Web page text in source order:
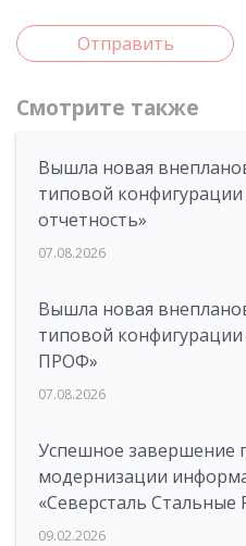
Отправить
Смотрите также
Вышла новая
типовой
отчетность»
07.08.2026
Вышла новая
типовой конфигурации
ПРОФ»
07.08.2026
Успешное завершение
модернизации
«Северсталь Стальные
09.02.2026